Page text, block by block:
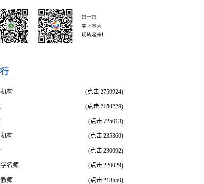
构 (点击 2759924)
(点击 2154229)
(点击 725013)
构 (点击 235360)
(点击 230092)
名师 (点击 220029)
师 (点击 218550)